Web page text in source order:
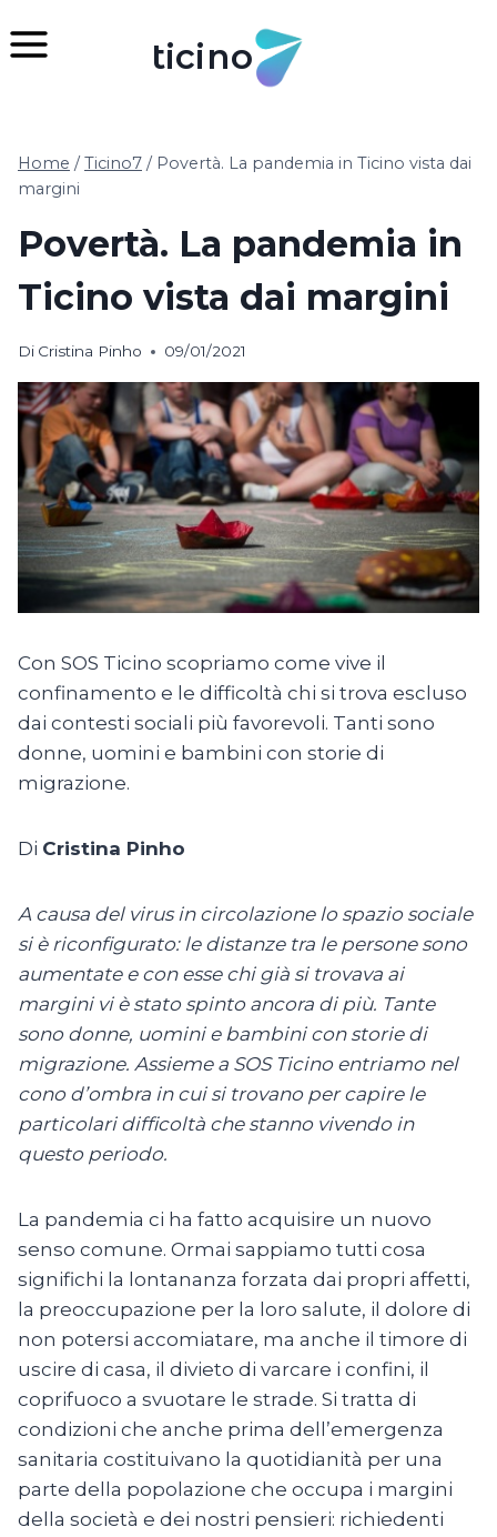
al
ticino
Home / Ticino7 / Povertà. La pandemia in Ticino vista dai
margini
Povertà. La pandemia in
Ticino vista dai margini
Di Cristina Pinho 09/01/2021
Con SOS Ticino scopriamo come vive il
confinamento e le difficoltà chi si trova escluso
dai contesti sociali più favorevoli. Tanti sono
donne, uomini e bambini con storie di
migrazione.
Di Cristina Pinho
A causa del virus in circolazione lo spazio sociale
si è riconfigurato: le distanze tra le persone sono
aumentate e con esse chi già si trovava ai
margini vi è stato spinto ancora di più. Tante
sono donne, uomini e bambini con storie di
migrazione. Assieme a SOS Ticino entriamo nel
cono d’ombra in cui si trovano per capire le
particolari difficoltà che stanno vivendo in
questo periodo.
La pandemia ci ha fatto acquisire un nuovo
senso comune. Ormai sappiamo tutti cosa
significhi la lontananza forzata dai propri affetti,
la preoccupazione per la loro salute, il dolore di
non potersi accomiatare, ma anche il timore di
uscire di casa, il divieto di varcare i confini, il
coprifuoco a svuotare le strade. Si tratta di
condizioni che anche prima dell’emergenza
sanitaria costituivano la quotidianità per una
parte della popolazione che occupa i margini
della società e dei nostri pensieri: richiedenti